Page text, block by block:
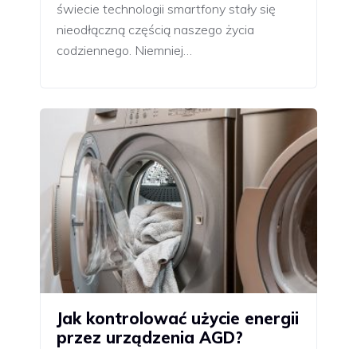
świecie technologii smartfony stały się
nieodłączną częścią naszego życia
codziennego. Niemniej…
Jak kontrolować użycie energii
przez urządzenia AGD?